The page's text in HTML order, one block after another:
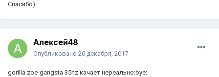
Спасибо)
Алексей48
Опубликовано 20 декабря, 2017
gorilla zoe-gangsta 35hz качает нереально:bye: